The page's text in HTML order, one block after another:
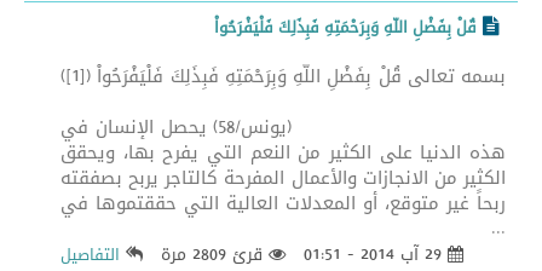
قُلْ بِفَضْلِ اللّهِ وَبِرَحْمَتِهِ فَبِذَلِكَ فَلْيَفْرَحُواْ
بسمه تعالى قُلْ بِفَضْلِ اللّهِ وَبِرَحْمَتِهِ فَبِذَلِكَ فَلْيَفْرَحُواْ ([1])
(يونس/58) يحصل الإنسان في
هذه الدنيا على الكثير من النعم التي يفرح بها، ويحقق
الكثير من الانجازات والأعمال المفرحة كالتاجر يربح بصفقته
ربحاً غير متوقع، أو المعدلات العالية التي حققتموها في
...
قرئ 2809 مرة التفاصيل